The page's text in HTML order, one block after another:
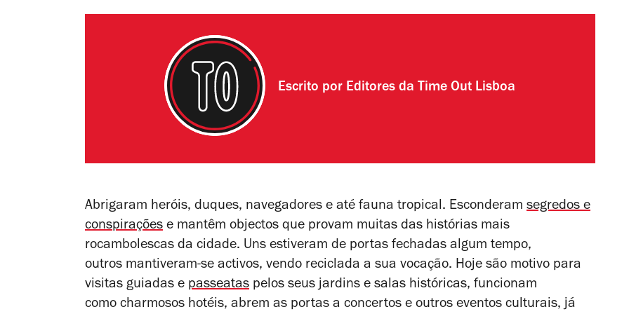
Escrito por Editores da Time Out Lisboa
Abrigaram heróis, duques, navegadores e até fauna tropical. Esconderam segredos e
conspirações e mantêm objectos que provam muitas das histórias mais
rocambolescas da cidade. Uns estiveram de portas fechadas algum tempo,
outros mantiveram-se activos, vendo reciclada a sua vocação. Hoje são motivo para
visitas guiadas e passeatas pelos seus jardins e salas históricas, funcionam
como charmosos hotéis, abrem as portas a concertos e outros eventos culturais, já